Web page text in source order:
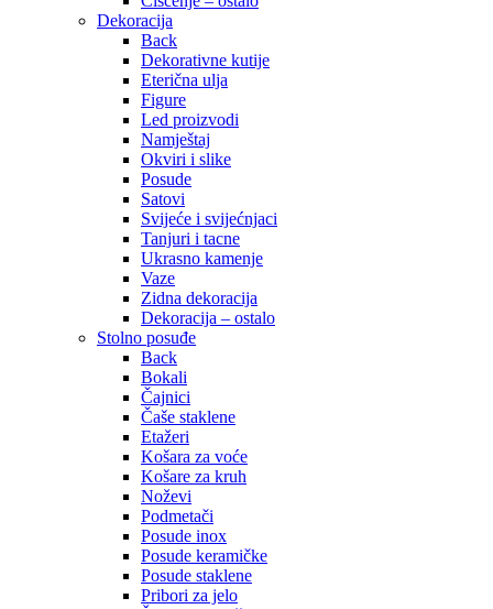
Dekoracija
Back
Dekorativne kutije
Eterična ulja
Figure
Led proizvodi
Namještaj
Okviri i slike
Posude
Satovi
Svijeće i svijećnjaci
Tanjuri i tacne
Ukrasno kamenje
Vaze
Zidna dekoracija
Dekoracija – ostalo
Stolno posuđe
Back
Bokali
Čajnici
Čaše staklene
Etažeri
Košara za voće
Košare za kruh
Noževi
Podmetači
Posude inox
Posude keramičke
Posude staklene
Pribori za jelo